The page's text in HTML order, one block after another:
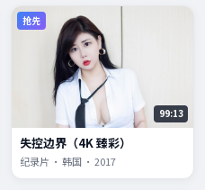
抢先
99:13
失控边界（4K 臻彩）
纪录片 · 韩国 · 2017